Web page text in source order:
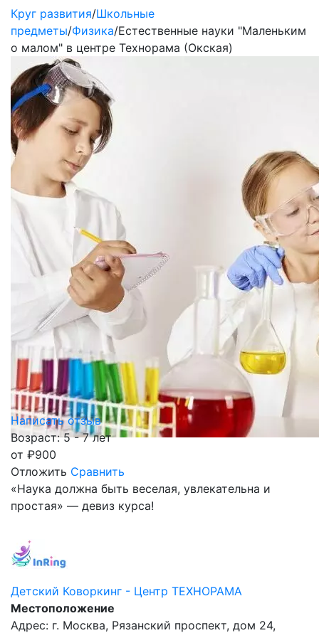
Круг развития/Школьные
предметы/Физика/Естественные науки "Маленьким
о малом" в центре Технорама (Окская)
Написать отзыв
Возраст: 5 - 7 лет
от ₽900
Отложить Сравнить
«Наука должна быть веселая, увлекательна и
простая» — девиз курса!
Детский Коворкинг - Центр ТЕХНОРАМА
Местоположение
Адрес: г. Москва, Рязанский проспект, дом 24,